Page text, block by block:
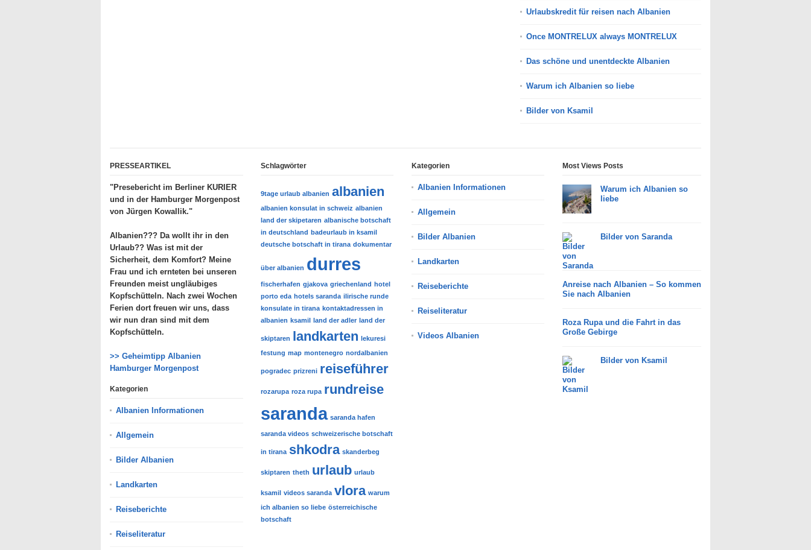
Urlaubskredit für reisen nach Albanien
Once MONTRELUX always MONTRELUX
Das schöne und unentdeckte Albanien
Warum ich Albanien so liebe
Bilder von Ksamil
PRESSEARTIKEL
"Presebericht im Berliner KURIER
und in der Hamburger Morgenpost
von Jürgen Kowallik."
Albanien??? Da wollt ihr in den
Urlaub?? Was ist mit der
Sicherheit, dem Komfort? Meine
Frau und ich ernteten bei unseren
Freunden meist ungläubiges
Kopfschütteln. Nach zwei Wochen
Ferien dort freuen wir uns, dass
wir nun dran sind mit dem
Kopfschütteln.
>> Geheimtipp Albanien
Hamburger Morgenpost
Kategorien
Albanien Informationen
Allgemein
Bilder Albanien
Landkarten
Reiseberichte
Reiseliteratur
Schlagwörter
9tage urlaub albanien albanien
albanien konsulat in schweiz albanien
land der skipetaren albanische botschaft
in deutschland badeurlaub in ksamil
deutsche botschaft in tirana dokumentar
über albanien durres
fischerhafen gjakova griechenland hotel
porto eda hotels saranda ilirische runde
konsulate in tirana kontaktadressen in
albanien ksamil land der adler land der
skiptaren landkarten lekuresi
festung map montenegro nordalbanien
pogradec prizreni reiseführer
rozarupa roza rupa rundreise
saranda saranda hafen
saranda videos schweizerische botschaft
in tirana shkodra skanderbeg
skiptaren theth urlaub urlaub
ksamil videos saranda vlora warum
ich albanien so liebe österreichische
botschaft
Kategorien
Albanien Informationen
Allgemein
Bilder Albanien
Landkarten
Reiseberichte
Reiseliteratur
Videos Albanien
Most Views Posts
Warum ich Albanien so
liebe
Bilder von Saranda
Anreise nach Albanien – So kommen
Sie nach Albanien
Roza Rupa und die Fahrt in das
Große Gebirge
Bilder von Ksamil